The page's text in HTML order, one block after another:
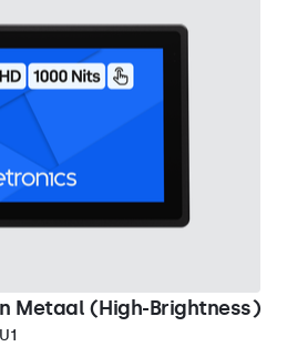
Metaal (High-Brightness)